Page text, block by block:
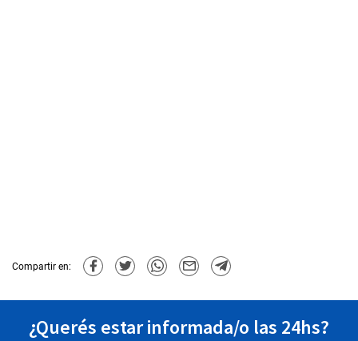
Compartir en:
¿Querés estar informada/o las 24hs?